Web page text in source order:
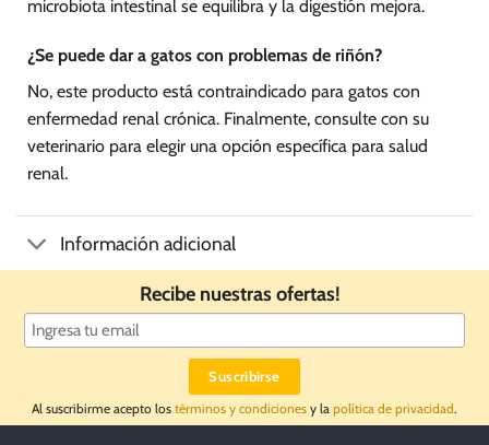
microbiota intestinal se equilibra y la digestión mejora.
¿Se puede dar a gatos con problemas de riñón?
No, este producto está contraindicado para gatos con
enfermedad renal crónica. Finalmente, consulte con su
veterinario para elegir una opción específica para salud
renal.
Información adicional
Recibe nuestras ofertas!
Al suscribirme acepto los términos y condiciones y la política de privacidad.